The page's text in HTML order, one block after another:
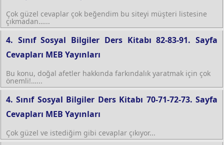
Çok güzel cevaplar çok beğendim bu siteyi müşteri listesine
çıkmadan…...
4. Sınıf Sosyal Bilgiler Ders Kitabı 82-83-91. Sayfa
Cevapları MEB Yayınları
Bu konu, doğal afetler hakkında farkındalık yaratmak için çok
önemli!…...
4. Sınıf Sosyal Bilgiler Ders Kitabı 70-71-72-73. Sayfa
Cevapları MEB Yayınları
Çok güzel ve istediğim gibi cevaplar çıkıyor...